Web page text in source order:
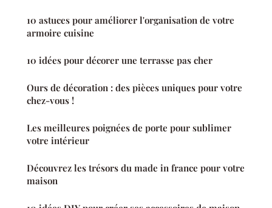
10 astuces pour améliorer l'organisation de votre
armoire cuisine
10 idées pour décorer une terrasse pas cher
Ours de décoration : des pièces uniques pour votre
chez-vous !
Les meilleures poignées de porte pour sublimer
votre intérieur
Découvrez les trésors du made in france pour votre
maison